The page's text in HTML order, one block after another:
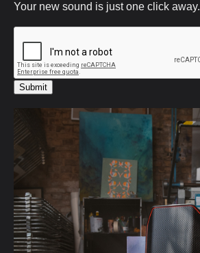
Your new sound is just one click away.